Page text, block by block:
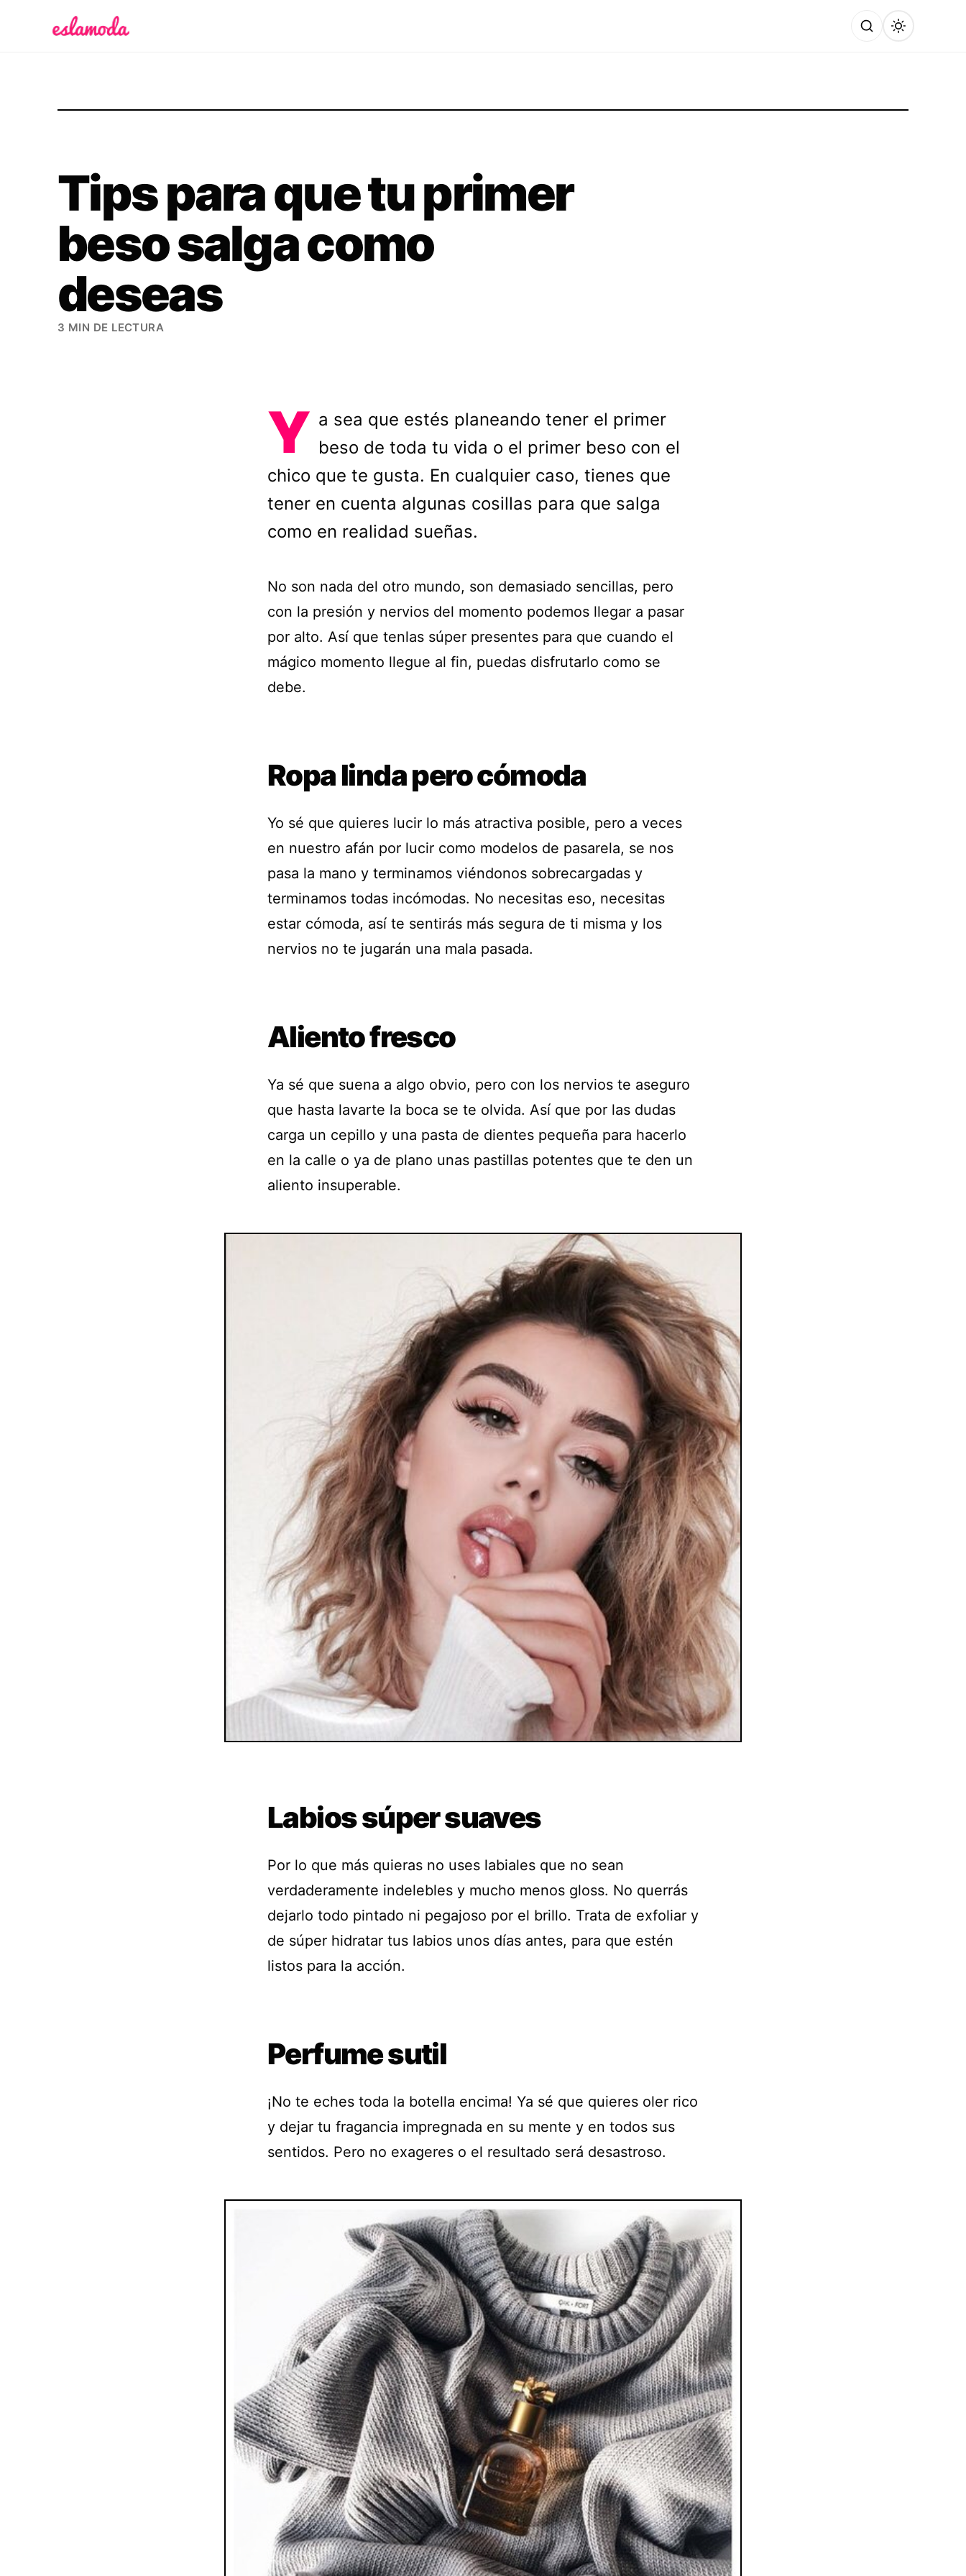
Tips para que tu primer
beso salga como
deseas
3 MIN DE LECTURA
Y a sea que estés planeando tener el primer
beso de toda tu vida o el primer beso con el
chico que te gusta. En cualquier caso, tienes que
tener en cuenta algunas cosillas para que salga
como en realidad sueñas.
No son nada del otro mundo, son demasiado sencillas, pero
con la presión y nervios del momento podemos llegar a pasar
por alto. Así que tenlas súper presentes para que cuando el
mágico momento llegue al fin, puedas disfrutarlo como se
debe.
Ropa linda pero cómoda
Yo sé que quieres lucir lo más atractiva posible, pero a veces
en nuestro afán por lucir como modelos de pasarela, se nos
pasa la mano y terminamos viéndonos sobrecargadas y
terminamos todas incómodas. No necesitas eso, necesitas
estar cómoda, así te sentirás más segura de ti misma y los
nervios no te jugarán una mala pasada.
Aliento fresco
Ya sé que suena a algo obvio, pero con los nervios te aseguro
que hasta lavarte la boca se te olvida. Así que por las dudas
carga un cepillo y una pasta de dientes pequeña para hacerlo
en la calle o ya de plano unas pastillas potentes que te den un
aliento insuperable.
Labios súper suaves
Por lo que más quieras no uses labiales que no sean
verdaderamente indelebles y mucho menos gloss. No querrás
dejarlo todo pintado ni pegajoso por el brillo. Trata de exfoliar y
de súper hidratar tus labios unos días antes, para que estén
listos para la acción.
Perfume sutil
¡No te eches toda la botella encima! Ya sé que quieres oler rico
y dejar tu fragancia impregnada en su mente y en todos sus
sentidos. Pero no exageres o el resultado será desastroso.